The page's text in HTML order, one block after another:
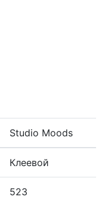
Studio Moods
Клеевой
523